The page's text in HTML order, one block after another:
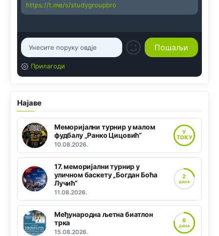
https://t.me/s/studygroupbro
Прилагоди
Најаве
Меморијални турнир у малом
фудбалу „Ранко Цицовић“
10.08.2026.
У
ТОКУ
17. меморијални турнир у
уличном баскету „Богдан Боћа
Лучић“
11.08.2026.
2
ДАНА
Међународна љетна биатлон
трка
15.08.2026.
6
ДАНА